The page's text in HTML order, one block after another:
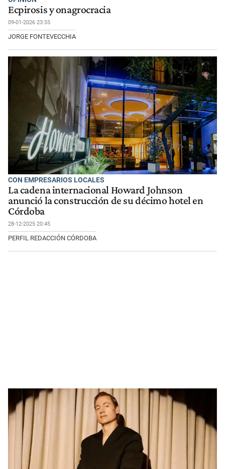
Ecpirosis y onagrocracia
09-01-2026 23:55
JORGE FONTEVECCHIA
CON EMPRESARIOS LOCALES
La cadena internacional Howard Johnson
anunció la construcción de su décimo hotel en
Córdoba
28-12-2025 20:45
PERFIL REDACCIÓN CÓRDOBA